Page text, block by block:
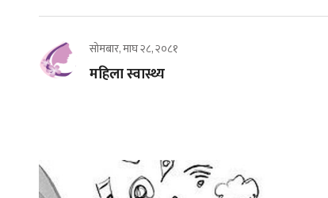
सोमबार, माघ २८, २०८१
महिला स्वास्थ्य